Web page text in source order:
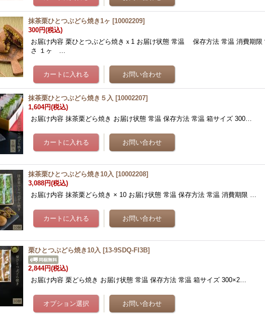
抹茶栗ひとつぶどら焼き1ヶ [10002209]
300円(税込)
お届け内容 栗ひとつぶどら焼きｘ1 お届け状態 常温 保存方法 常温 消費期
さ １ヶ …
抹茶栗ひとつぶどら焼き５入 [10002207]
1,604円(税込)
お届け内容 抹茶栗どら焼き お届け状態 常温 保存方法 常温 箱サイズ 300…
抹茶栗ひとつぶどら焼き10入 [10002208]
3,088円(税込)
お届け内容 抹茶栗どら焼き × 10 お届け状態 常温 保存方法 常温 消費期限 …
栗ひとつぶどら焼き10入 [13-9SDQ-FI3B]
2,844円(税込)
お届け内容 栗どら焼き お届け状態 常温 保存方法 常温 箱サイズ 300×2…